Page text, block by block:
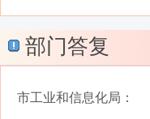
部门答复
市工业和信息化局：